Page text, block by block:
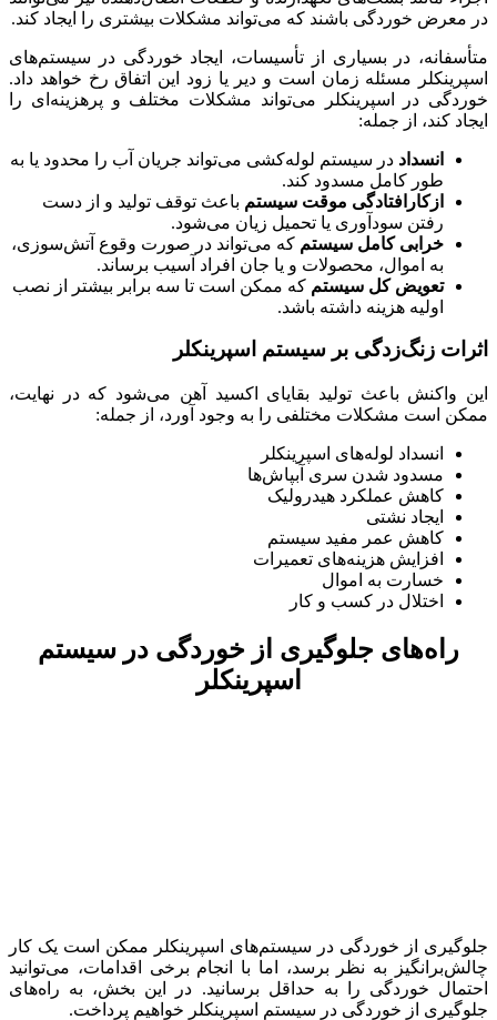
در معرض خوردگی باشند که می‌تواند مشکلات بیشتری را ایجاد کند.
متأسفانه، در بسیاری از تأسیسات، ایجاد خوردگی در سیستم‌های
اسپرینکلر مسئله زمان است و دیر یا زود این اتفاق رخ خواهد داد.
خوردگی در اسپرینکلر می‌تواند مشکلات مختلف و پرهزینه‌ای را
ایجاد کند، از جمله:
انسداد در سیستم لوله‌کشی می‌تواند جریان آب را محدود یا به
طور کامل مسدود کند.
ازکارافتادگی موقت سیستم باعث توقف تولید و از دست
رفتن سودآوری یا تحمیل زیان می‌شود.
خرابی کامل سیستم که می‌تواند در صورت وقوع آتش‌سوزی،
به اموال، محصولات و یا جان افراد آسیب برساند.
تعویض کل سیستم که ممکن است تا سه برابر بیشتر از نصب
اولیه هزینه داشته باشد.
اثرات زنگ‌زدگی بر سیستم اسپرینکلر
این واکنش باعث تولید بقایای اکسید آهن می‌شود که در نهایت،
ممکن است مشکلات مختلفی را به وجود آورد، از جمله:
انسداد لوله‌های اسپرینکلر
مسدود شدن سری آبپاش‌ها
کاهش عملکرد هیدرولیک
ایجاد نشتی
کاهش عمر مفید سیستم
افزایش هزینه‌های تعمیرات
خسارت به اموال
اختلال در کسب و کار
راه‌های جلوگیری از خوردگی در سیستم
اسپرینکلر
جلوگیری از خوردگی در سیستم‌های اسپرینکلر ممکن است یک کار
چالش‌برانگیز به نظر برسد، اما با انجام برخی اقدامات، می‌توانید
احتمال خوردگی را به حداقل برسانید. در این بخش، به راه‌های
جلوگیری از خوردگی در سیستم اسپرینکلر خواهیم پرداخت.